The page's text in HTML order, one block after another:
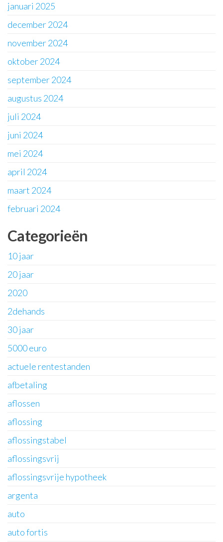
januari 2025
december 2024
november 2024
oktober 2024
september 2024
augustus 2024
juli 2024
juni 2024
mei 2024
april 2024
maart 2024
februari 2024
Categorieën
10 jaar
20 jaar
2020
2dehands
30 jaar
5000 euro
actuele rentestanden
afbetaling
aflossen
aflossing
aflossingstabel
aflossingsvrij
aflossingsvrije hypotheek
argenta
auto
auto fortis